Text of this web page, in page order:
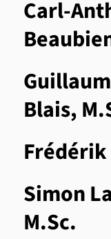
Carl-
Blais,
Frédérik
Simon
M.Sc.